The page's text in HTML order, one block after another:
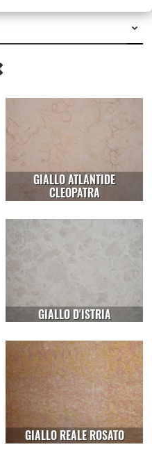
GIALLO ATLANTIDE
CLEOPATRA
GIALLO D'ISTRIA
GIALLO REALE ROSATO